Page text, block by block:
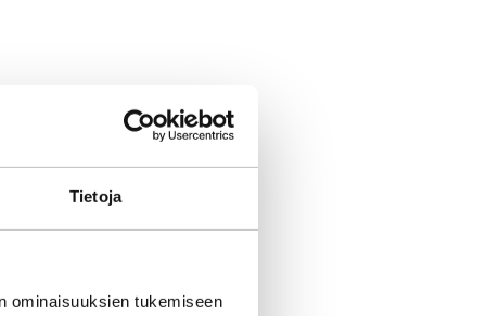
Tietoja
ominaisuuksien tukemiseen